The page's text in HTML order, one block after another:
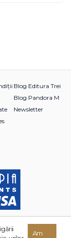
Blog Editura Trei
Blog Pandora M
Newsletter
rezervate.
Am